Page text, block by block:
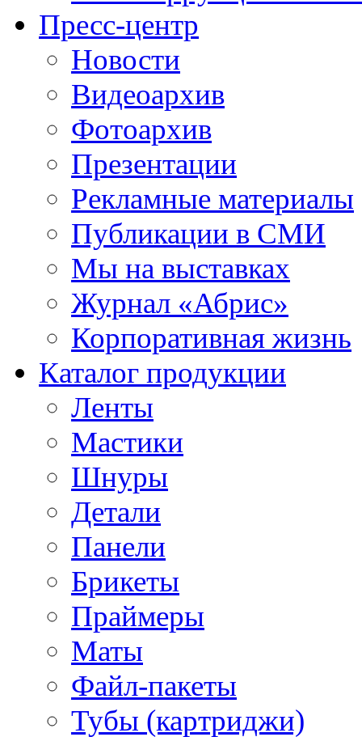
Пресс-центр
Новости
Видеоархив
Фотоархив
Презентации
Рекламные материалы
Публикации в СМИ
Мы на выставках
Журнал «Абрис»
Корпоративная жизнь
Каталог продукции
Ленты
Мастики
Шнуры
Детали
Панели
Брикеты
Праймеры
Маты
Файл-пакеты
Тубы (картриджи)